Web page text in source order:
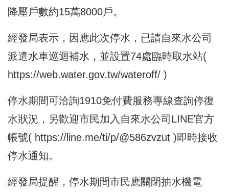
降壓戶數約15萬8000戶。
經發局表示，因應此次停水，已請自來水公司
派遣水車巡迴補水，並設置74處臨時取水站(
https://web.water.gov.tw/wateroff/ )
停水期間可洽詢1910免付費服務專線查詢停復
水狀況，另歡迎市民加入自來水公司LINE官方
帳號( https://line.me/ti/p/@586zvzut )即時接收
停水通知。
經發局提醒，停水期間市民應關閉抽水機電